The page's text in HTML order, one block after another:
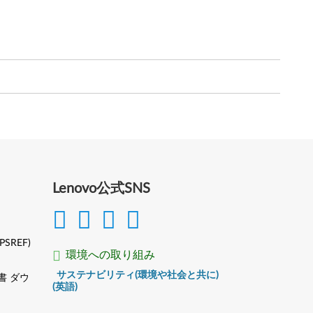
Lenovo公式SNS
環境への取り組み
サステナビリティ(環境や社会と共に)
(英語)
ダウ